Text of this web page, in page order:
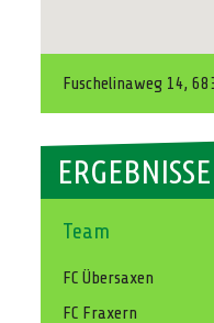
Fuschelinaweg 14,
ERGEBNISSE
Team
FC Übersaxen
FC Fraxern